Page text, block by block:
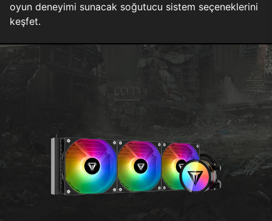
oyun deneyimi sunacak soğutucu sistem seçeneklerini
keşfet.